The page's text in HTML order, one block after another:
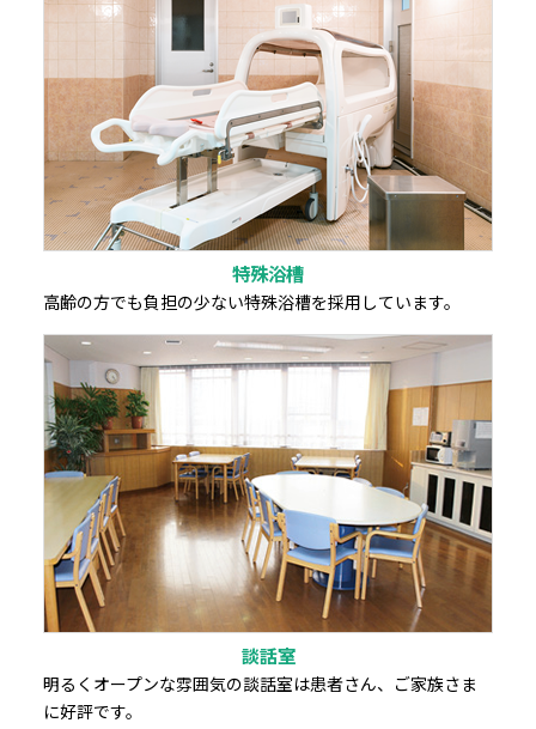
特殊浴槽
高齢の方でも負担の少ない特殊浴槽を採用しています。
談話室
明るくオープンな雰囲気の談話室は患者さん、ご家族さま
に好評です。